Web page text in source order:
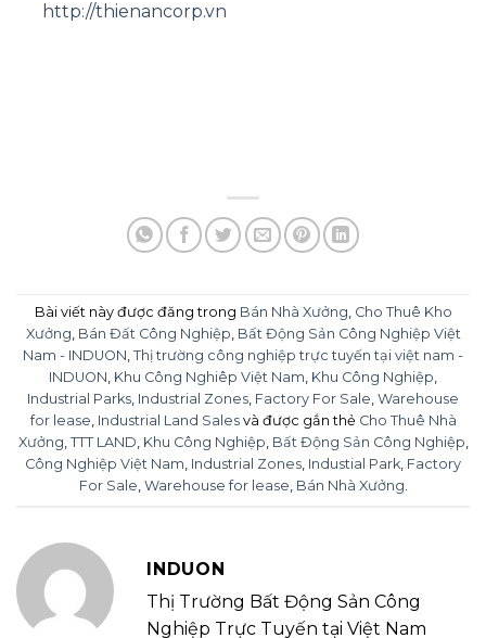
http://thienancorp.vn
Bài viết này được đăng trong Bán Nhà Xưởng, Cho Thuê Kho
Xưởng, Bán Đất Công Nghiệp, Bất Động Sản Công Nghiệp Việt
Nam - INDUON, Thị trường công nghiệp trực tuyến tại việt nam -
INDUON, Khu Công Nghiêp Việt Nam, Khu Công Nghiệp,
Industrial Parks, Industrial Zones, Factory For Sale, Warehouse
for lease, Industrial Land Salesvà được gắn thẻ Cho Thuê Nhà
Xưởng, TTT LAND, Khu Công Nghiệp, Bất Động Sản Công Nghiệp,
Công Nghiệp Việt Nam, Industrial Zones, Industial Park, Factory
For Sale, Warehouse for lease, Bán Nhà Xưởng.
INDUON
Thị Trường Bất Động Sản Công
Nghiệp Trực Tuyến tại Việt Nam